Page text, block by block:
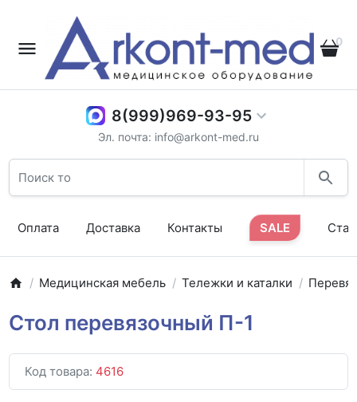
0
8(999)969-93-95
Эл. почта: info@arkont-med.ru
Оплата Доставка Контакты SALE
Медицинская мебель Тележки и каталки
Стол перевязочный П-1
Код товара: 4616